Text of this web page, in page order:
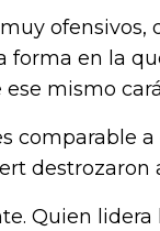
forma en la
mismo
comparable
destrozaron
Quien